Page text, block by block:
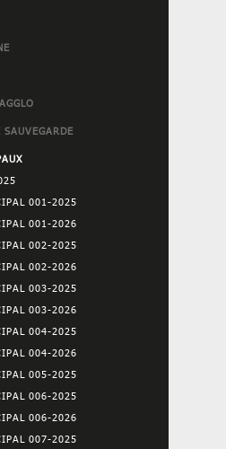
SAUVEGARDE
001-2025
001-2026
002-2025
002-2026
003-2025
003-2026
004-2025
004-2026
005-2025
006-2025
006-2026
007-2025